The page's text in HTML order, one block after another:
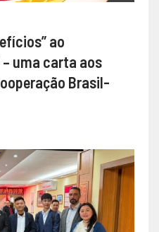
ao
uma carta aos
Brasil-